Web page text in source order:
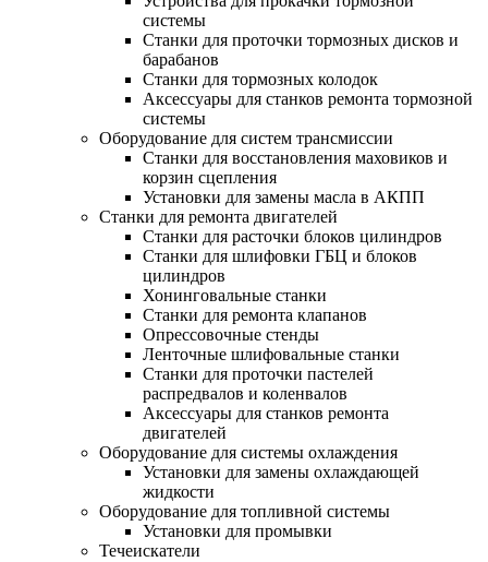
системы
Станки для проточки тормозных дисков и
барабанов
Станки для тормозных колодок
Аксессуары для станков ремонта тормозной
системы
Оборудование для систем трансмиссии
Станки для восстановления маховиков и
корзин сцепления
Установки для замены масла в АКПП
Станки для ремонта двигателей
Станки для расточки блоков цилиндров
Станки для шлифовки ГБЦ и блоков
цилиндров
Хонинговальные станки
Станки для ремонта клапанов
Опрессовочные стенды
Ленточные шлифовальные станки
Станки для проточки пастелей
распредвалов и коленвалов
Аксессуары для станков ремонта
двигателей
Оборудование для системы охлаждения
Установки для замены охлаждающей
жидкости
Оборудование для топливной системы
Установки для промывки
Течеискатели